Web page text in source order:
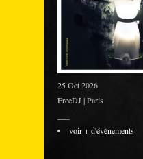
25 Oct 2026
FreeDJ | Paris
voir + d'évènements